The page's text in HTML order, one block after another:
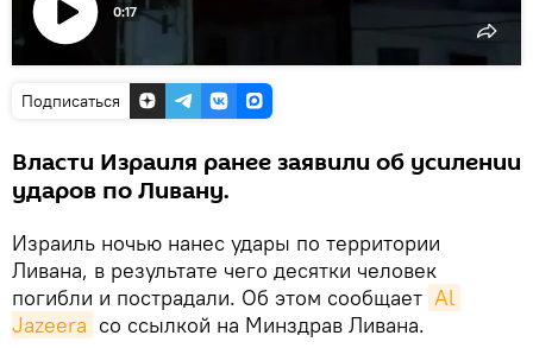
Воспроизвести
0:17
Подписаться
Власти Израиля ранее заявили об усилении
ударов по Ливану.
Израиль ночью нанес удары по территории
Ливана, в результате чего десятки человек
погибли и пострадали. Об этом сообщает Al
Jazeera со ссылкой на Минздрав Ливана.